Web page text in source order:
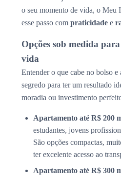
o seu momento de vida, o Meu
esse passo com praticidade e
Opções sob medida
vida
Entender o que cabe no bolso e
segredo para ter um resultado
moradia ou investimento
Apartamento até R$ 200
estudantes, jovens
São opções compactas,
ter excelente acesso ao
Apartamento até R$ 300